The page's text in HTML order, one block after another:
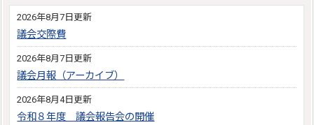
2026年8月7日更新
議会交際費
2026年8月7日更新
議会月報（アーカイブ）
2026年8月4日更新
令和８年度 議会報告会の開催